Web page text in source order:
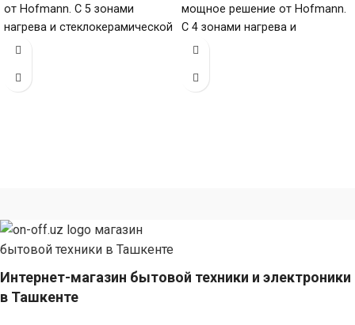
от Hofmann. С 5 зонами
нагрева и стеклокерамической
поверхностью (габариты 60 х
мощное решение от Hofmann.
С 4 зонами нагрева и
стеклокерамической
Интернет-магазин бытовой техники и электроники
в Ташкенте